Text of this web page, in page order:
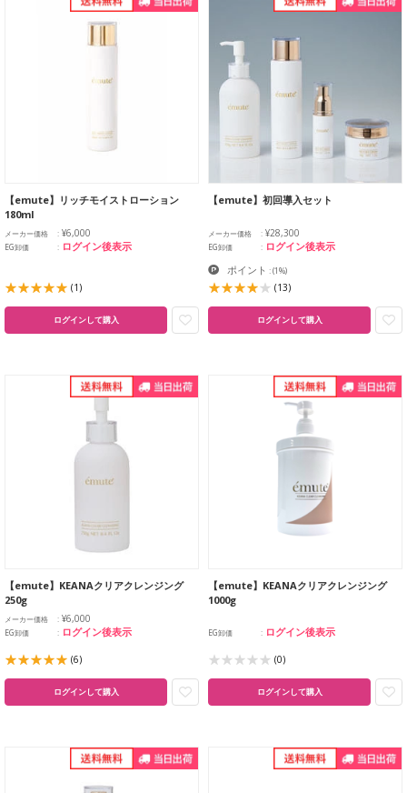
【emute】リッチモイストローション
180ml
メーカー価格 ¥6,000
EG卸価 ログイン後表示
(1)
ログインして購入
【emute】初回導入セット
メーカー価格 ¥28,300
EG卸価 ログイン後表示
ポイント :(1%)
(13)
ログインして購入
【emute】KEANAクリアクレンジング
250g
メーカー価格 ¥6,000
EG卸価 ログイン後表示
(6)
ログインして購入
【emute】KEANAクリアクレンジング
1000g
EG卸価 ログイン後表示
(0)
ログインして購入